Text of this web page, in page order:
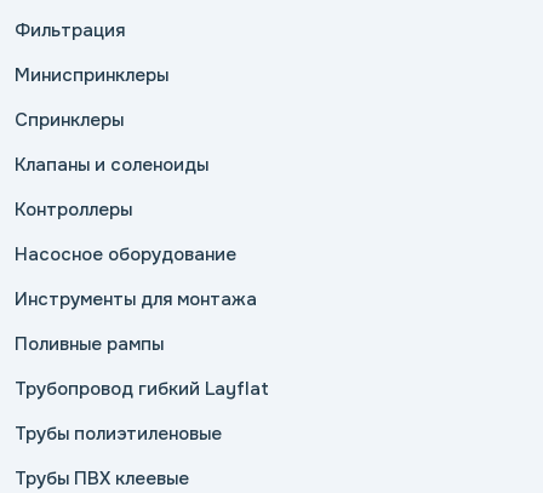
Фильтрация
Миниспринклеры
Спринклеры
Клапаны и соленоиды
Контроллеры
Насосное оборудование
Инструменты для монтажа
Поливные рампы
Трубопровод гибкий Layflat
Трубы полиэтиленовые
Трубы ПВХ клеевые